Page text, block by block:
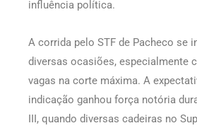
influência política.
A corrida pelo STF de Pacheco se
diversas ocasiões, especialmente
vagas na corte máxima. A
indicação ganhou força notória
III, quando diversas cadeiras no